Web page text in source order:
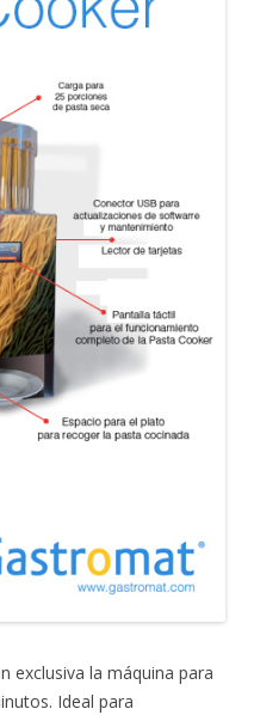
exclusiva la máquina para
Ideal para